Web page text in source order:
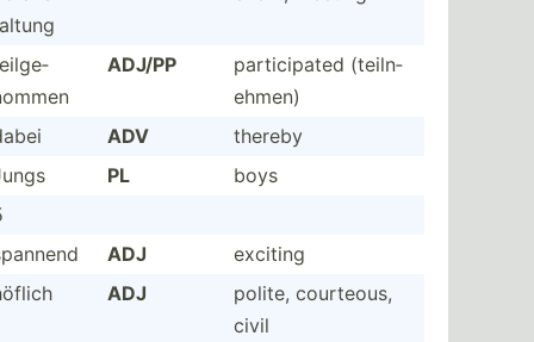
ADJ/PP
partic­ipated (teiln­
ehmen)
ADV
thereby
PL
boys
ADJ
exciting
ADJ
polite, courteous,
civil